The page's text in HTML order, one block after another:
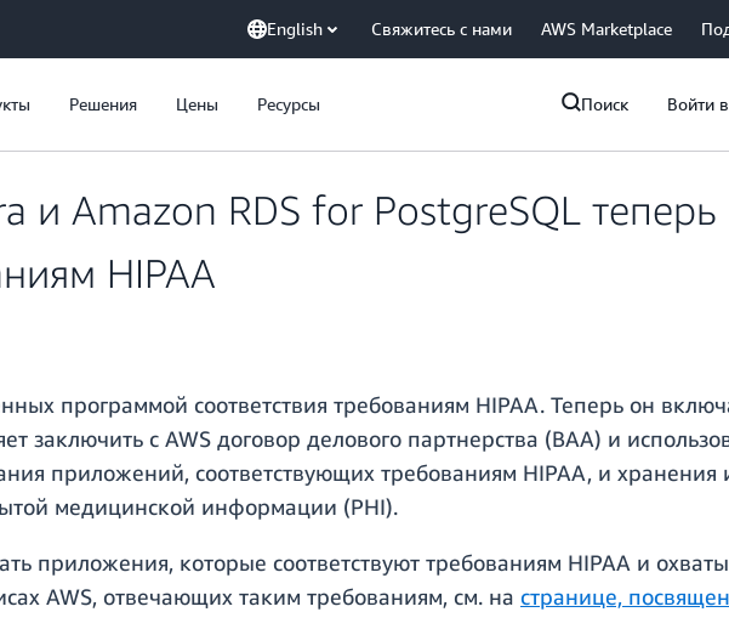
English Свяжитесь с нами AWS Marketplace
Решения Цены Ресурсы Поиск Войти
и Amazon RDS for PostgreSQL теперь
HIPAA
программой соответствия требованиям HIPAA. Теперь он
заключить с AWS договор делового партнерства (BAA) и
приложений, соответствующих требованиям HIPAA, и
медицинской информации (PHI).
приложения, которые соответствуют требованиям HIPAA и
AWS, отвечающих таким требованиям, см. на странице,